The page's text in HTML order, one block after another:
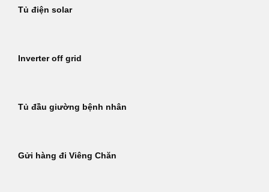
Tủ điện solar
Inverter off grid
Tủ đầu giường bệnh nhân
Gửi hàng đi Viêng Chăn